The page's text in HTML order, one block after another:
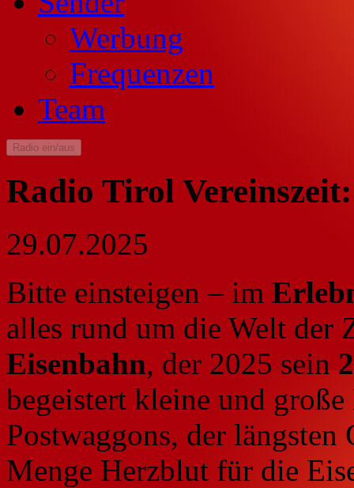
Werbung
Frequenzen
Team
Radio ein/aus
Radio Tirol
29.07.2025
Bitte einsteigen – im
alles rund um die Welt der
Eisenbahn, der 2025 sein
begeistert kleine und
Postwaggons, der längsten
Menge Herzblut für die